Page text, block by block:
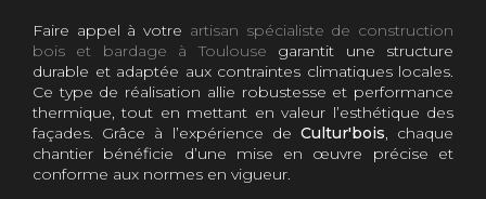
Faire appel à votre artisan spécialiste de construction
bois et bardage à Toulouse garantit une structure
durable et adaptée aux contraintes climatiques locales.
Ce type de réalisation allie robustesse et performance
thermique, tout en mettant en valeur l’esthétique des
façades. Grâce à l’expérience de Cultur'bois, chaque
chantier bénéficie d’une mise en œuvre précise et
conforme aux normes en vigueur.